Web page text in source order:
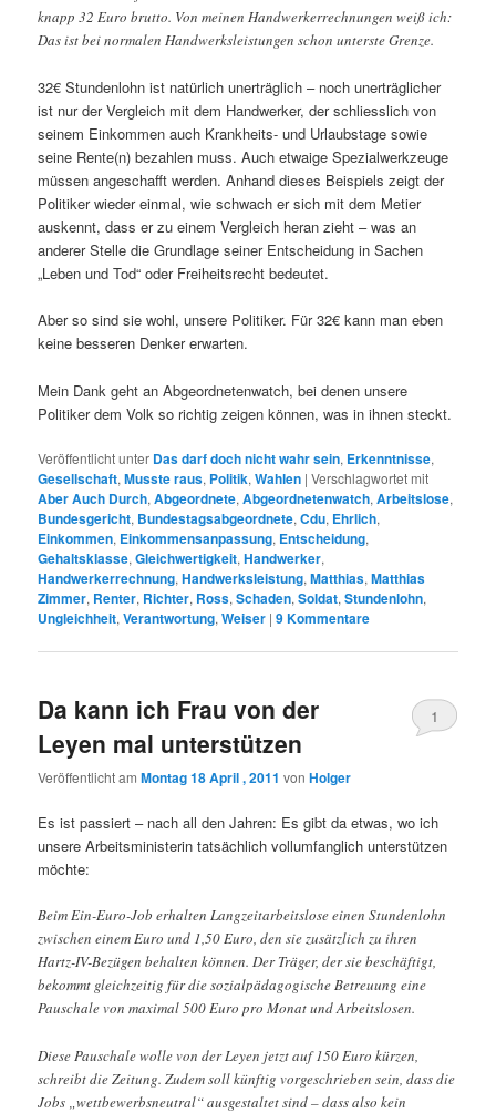
knapp 32 Euro brutto. Von meinen Handwerkerrechnungen weiß ich:
Das ist bei normalen Handwerksleistungen schon unterste Grenze.
32€ Stundenlohn ist natürlich unerträglich – noch unerträglicher
ist nur der Vergleich mit dem Handwerker, der schliesslich von
seinem Einkommen auch Krankheits- und Urlaubstage sowie
seine Rente(n) bezahlen muss. Auch etwaige Spezialwerkzeuge
müssen angeschafft werden. Anhand dieses Beispiels zeigt der
Politiker wieder einmal, wie schwach er sich mit dem Metier
auskennt, dass er zu einem Vergleich heran zieht – was an
anderer Stelle die Grundlage seiner Entscheidung in Sachen
„Leben und Tod“ oder Freiheitsrecht bedeutet.
Aber so sind sie wohl, unsere Politiker. Für 32€ kann man eben
keine besseren Denker erwarten.
Mein Dank geht an Abgeordnetenwatch, bei denen unsere
Politiker dem Volk so richtig zeigen können, was in ihnen steckt.
Veröffentlicht unter Das darf doch nicht wahr sein, Erkenntnisse,
Gesellschaft,Musste raus, Politik,Wahlen |Verschlagwortet mit
Aber Auch Durch,Abgeordnete,Abgeordnetenwatch,Arbeitslose,
Bundesgericht, Bundestagsabgeordnete,Cdu, Ehrlich,
Einkommen, Einkommensanpassung, Entscheidung,
Gehaltsklasse,Gleichwertigkeit,Handwerker,
Handwerkerrechnung,Handwerksleistung,Matthias,Matthias
Zimmer, Renter, Richter, Ross,Schaden,Soldat,Stundenlohn,
Ungleichheit,Verantwortung,Weiser |9Kommentare
Da kann ich Frau von der
Leyen mal unterstützen
Veröffentlicht amMontag 18 April , 2011 vonHolger
1
Es ist passiert – nach all den Jahren: Es gibt da etwas, wo ich
unsere Arbeitsministerin tatsächlich vollumfanglich unterstützen
möchte:
Beim Ein-Euro-Job erhalten Langzeitarbeitslose einen Stundenlohn
zwischen einem Euro und 1,50 Euro, den sie zusätzlich zu ihren
Hartz-IV-Bezügen behalten können. Der Träger, der sie beschäftigt,
bekommt gleichzeitig für die sozialpädagogische Betreuung eine
Pauschale von maximal 500 Euro pro Monat und Arbeitslosen.
Diese Pauschale wolle von der Leyen jetzt auf 150 Euro kürzen,
schreibt die Zeitung. Zudem soll künftig vorgeschrieben sein, dass die
Jobs „wettbewerbsneutral“ ausgestaltet sind – dass also kein